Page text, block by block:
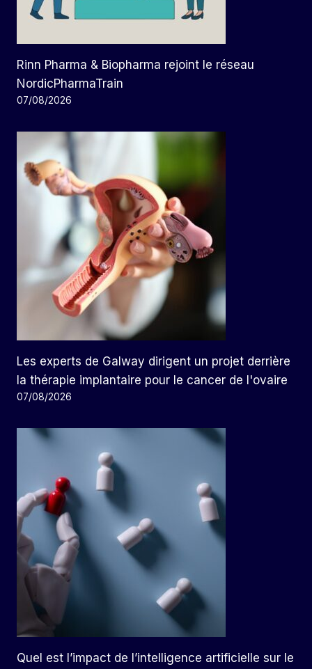
Rinn Pharma & Biopharma rejoint le réseau
NordicPharmaTrain
07/08/2026
Les experts de Galway dirigent un projet derrière
la thérapie implantaire pour le cancer de l'ovaire
07/08/2026
Quel est l’impact de l’intelligence artificielle sur le